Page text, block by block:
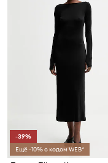
-39%
Ещё -10% с кодом WEB*